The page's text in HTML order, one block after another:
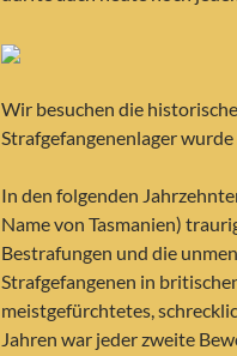
Wir besuchen die
Strafgefangenenlager
In den folgenden
Name von Tasmanien)
Bestrafungen und die
Strafgefangenen in
meistgefürchtetes,
Jahren war jeder zweite